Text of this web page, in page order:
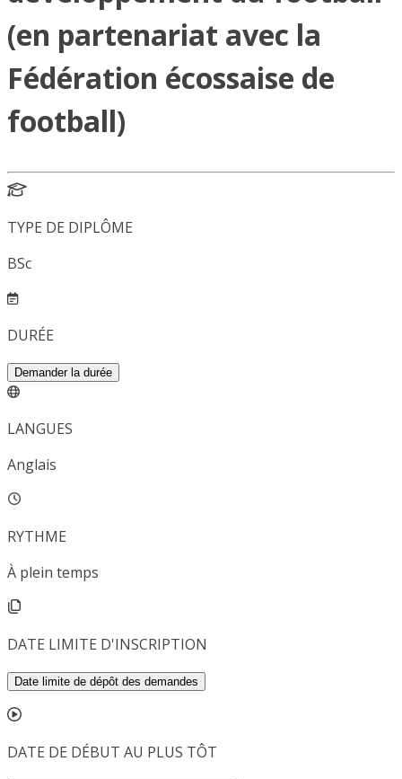
(en partenariat avec la
Fédération écossaise de
football)
TYPE DE DIPLÔME
BSc
DURÉE
Demander la durée
LANGUES
Anglais
RYTHME
À plein temps
DATE LIMITE D'INSCRIPTION
Date limite de dépôt des demandes
DATE DE DÉBUT AU PLUS TÔT